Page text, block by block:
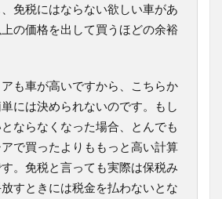
免税にはならない欲しい車があ
の価格を出して買うほどの余裕
も車が高いですから、こちらか
には決められないのです。もし
ならなくなった場合、とんでも
で買ったよりももっと高い計算
。免税と言っても実際は保税み
すときには税金を払わないとな